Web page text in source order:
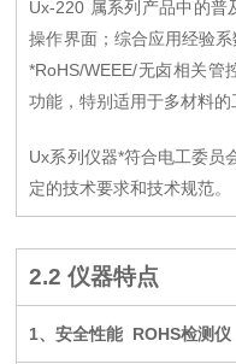
Ux-220 属系列产品中的普
操作界面；综合应用经验
*RoHS/WEEE/无卤相关管
功能，特别适用于多材料的
Ux系列仪器*符合电工委员
定的技术要求和技术规范。
2.2仪器特点
1、安全性能 ROHS检测仪